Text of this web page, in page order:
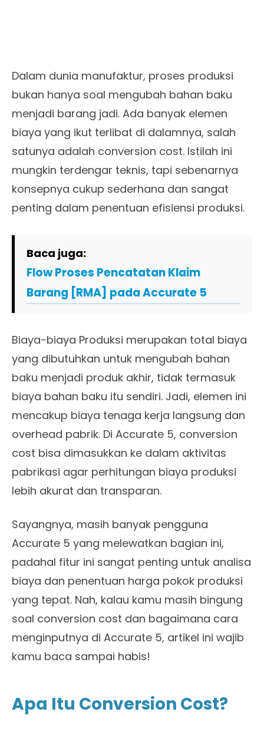
Dalam dunia manufaktur, proses produksi
bukan hanya soal mengubah bahan baku
menjadi barang jadi. Ada banyak elemen
biaya yang ikut terlibat di dalamnya, salah
satunya adalah conversion cost. Istilah ini
mungkin terdengar teknis, tapi sebenarnya
konsepnya cukup sederhana dan sangat
penting dalam penentuan efisiensi produksi.
Baca juga:
Flow Proses Pencatatan Klaim
Barang [RMA] pada Accurate 5
Biaya-biaya Produksi merupakan total biaya
yang dibutuhkan untuk mengubah bahan
baku menjadi produk akhir, tidak termasuk
biaya bahan baku itu sendiri. Jadi, elemen ini
mencakup biaya tenaga kerja langsung dan
overhead pabrik. Di Accurate 5, conversion
cost bisa dimasukkan ke dalam aktivitas
pabrikasi agar perhitungan biaya produksi
lebih akurat dan transparan.
Sayangnya, masih banyak pengguna
Accurate 5 yang melewatkan bagian ini,
padahal fitur ini sangat penting untuk analisa
biaya dan penentuan harga pokok produksi
yang tepat. Nah, kalau kamu masih bingung
soal conversion cost dan bagaimana cara
menginputnya di Accurate 5, artikel ini wajib
kamu baca sampai habis!
Apa Itu Conversion Cost?